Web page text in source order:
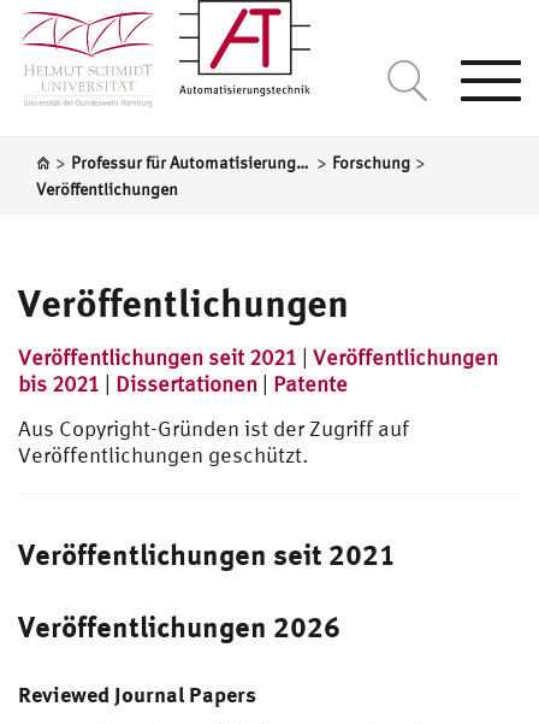
> Professur für Automatisierungstechnik > Forschung >
Veröffentlichungen
Veröffentlichungen
Veröffentlichungen seit 2021
Veröffentlichungen
bis 2021
Dissertationen
Patente
Aus Copyright-Gründen ist der Zugriff auf
Veröffentlichungen geschützt.
Veröffentlichungen seit 2021
Veröffentlichungen 2026
Reviewed Journal Papers